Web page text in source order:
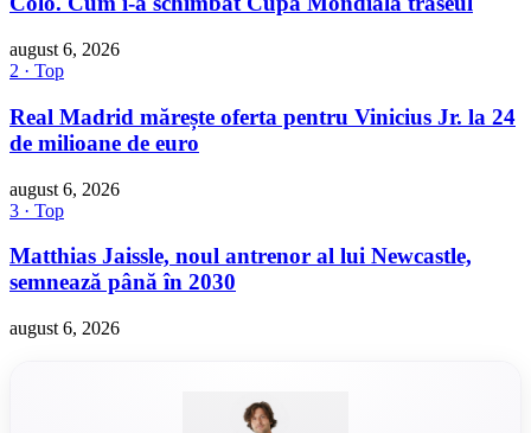
august 6, 2026
2 · Top
Real Madrid mărește oferta pentru Vinicius Jr. la 24
de milioane de euro
august 6, 2026
3 · Top
Matthias Jaissle, noul antrenor al lui Newcastle,
semnează până în 2030
august 6, 2026